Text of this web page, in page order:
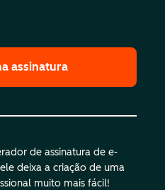
assinatura
de assinatura de e-
deixa a criação de uma
muito mais fácil!